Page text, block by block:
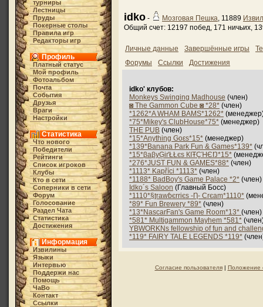
турниры
Лестницы
Пруды
Покерные столы
Правила игр
Редакторы игр
Профиль
Платный статус
Мой профиль
Фотоальбом
Почта
События
Друзья
Враги
Настройки
Статистика
Что нового
Победители
Рейтинги
Список игроков
Клубы
Кто в cети
Соперники в сети
Форум
Голосование
Раздел Чата
Статистика
Достижения
Информация
Извилины
Языки
Интервью
Поддержи нас
Помощь
ЧаВо
Контакт
Ссылки
idko - Мозговая Пешка, 11889
Общий счет: 12197 побед, 171 ничьих,
Личные данные Завершённые игры
Форумы
Ссылки Достижения
idko' клубов:
Monkeys Swinging Madhouse (член)
◙ The Gammon Cube ◙ *28* (член)
*1262*A WHAM BAMS*1262*
*75*Mikey's ClubHouse*75* (менеджер)
THE PUB (член)
*15*Aηythiηg Goεs*15* (менеджер)
*139*Banana Park Fun & Games*139*
*15*βaβyĢіґŁŁєs КIŦÇΉЄŊ*15*
*276*JUST FUN & GAMES*88* (член)
*1113* Kapříci *1113* (член)
*1188* BadBoy's Game Palace *2* (член)
Idko´s Saloon (Главный Босс)
*1110*§ʈrawɓєrriєs -Ƞ- Crєaɱ*1110*
*89* Fun Brewery *89* (член)
*13*NascarFan's Game Room*13* (член)
*581* Multigammon Mayhem *581*
YBWORKNs fellowship of fun and
*119* FAIRY TALE LEGENDS *119*
Согласие пользователя| Положение